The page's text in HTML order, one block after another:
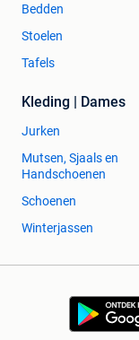
Bedden
Stoelen
Tafels
Kleding | Dames
Jurken
Mutsen, Sjaals en
Handschoenen
Schoenen
Winterjassen